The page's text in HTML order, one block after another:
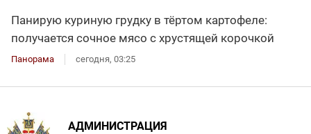
Панирую куриную грудку в тёртом картофеле:
получается сочное мясо с хрустящей корочкой
Панорама сегодня, 03:25
АДМИНИСТРАЦИЯ